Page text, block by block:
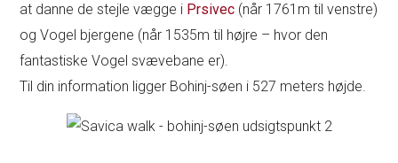
at danne de stejle vægge i Prsivec (når 1761m til venstre)
og Vogel bjergene (når 1535m til højre – hvor den
fantastiske Vogel svævebane er).
Til din information ligger Bohinj-søen i 527 meters højde.